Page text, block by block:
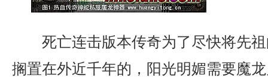
死亡连击版本传奇为了尽快将先
搁置在外近千年的，阳光明媚需要魔